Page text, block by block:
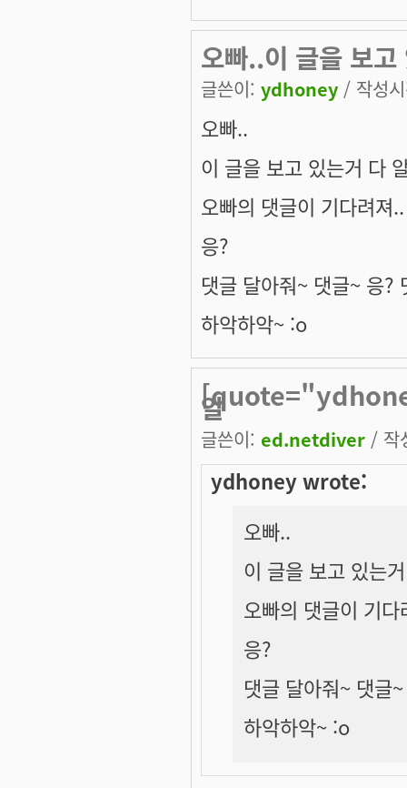
오빠..이 글을 보
글쓴이: ydhoney / 작성
오빠..
이 글을 보고 있는거 다
오빠의 댓글이 기다려져..
응?
댓글 달아줘~ 댓글~ 응?
하악하악~ :o
알
글쓴이: ed.netdiver / 작
ydhoney wrote:
오빠..
이 글을 보고 있는
오빠의 댓글이 기다
응?
댓글 달아줘~ 댓글
하악하악~ :o